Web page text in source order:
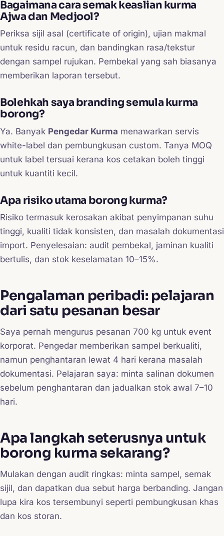
Bagaimana cara semak keaslian kurma
Ajwa dan Medjool?
Periksa sijil asal (certificate of origin), ujian makmal
untuk residu racun, dan bandingkan rasa/tekstur
dengan sampel rujukan. Pembekal yang sah biasanya
memberikan laporan tersebut.
Bolehkah saya branding semula kurma
borong?
Ya. Banyak Pengedar Kurma menawarkan servis
white-label dan pembungkusan custom. Tanya MOQ
untuk label tersuai kerana kos cetakan boleh tinggi
untuk kuantiti kecil.
Apa risiko utama borong kurma?
Risiko termasuk kerosakan akibat penyimpanan suhu
tinggi, kualiti tidak konsisten, dan masalah dokumentasi
import. Penyelesaian: audit pembekal, jaminan kualiti
bertulis, dan stok keselamatan 10–15%.
Pengalaman peribadi: pelajaran
dari satu pesanan besar
Saya pernah mengurus pesanan 700 kg untuk event
korporat. Pengedar memberikan sampel berkualiti,
namun penghantaran lewat 4 hari kerana masalah
dokumentasi. Pelajaran saya: minta salinan dokumen
sebelum penghantaran dan jadualkan stok awal 7–10
hari.
Apa langkah seterusnya untuk
borong kurma sekarang?
Mulakan dengan audit ringkas: minta sampel, semak
sijil, dan dapatkan dua sebut harga berbanding. Jangan
lupa kira kos tersembunyi seperti pembungkusan khas
dan kos storan.